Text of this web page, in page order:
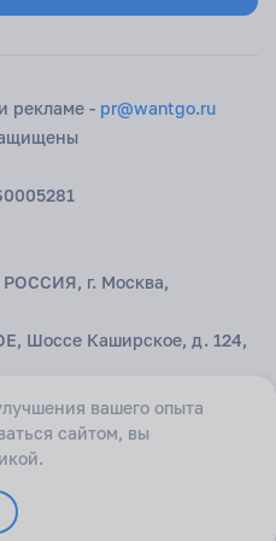
страну, запустите аукцион
рекламе - pr@wantgo.ru
РОССИЯ, г. Москва,
Каширское, д. 124,
в ГУ БАНКА РОССИИ ПО
вашего опыта
сайтом, вы